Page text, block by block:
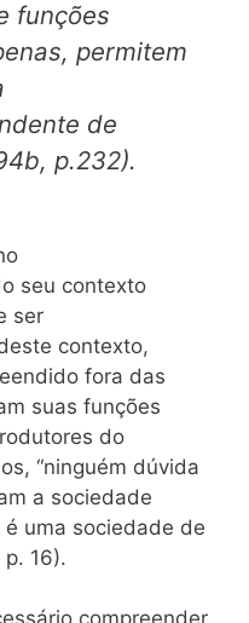
funções
permitem
de
p.232).
seu contexto
ser
contexto,
fora das
suas funções
do
“ninguém dúvida
a sociedade
uma sociedade de
p. 16).